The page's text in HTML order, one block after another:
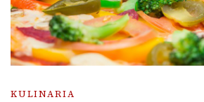
KULINARIA